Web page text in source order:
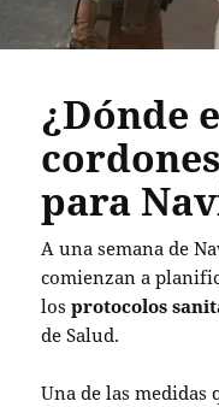
¿Dónde
para
A una semana de
comienzan a
losprotocolos
de Salud.
Una de las medidas